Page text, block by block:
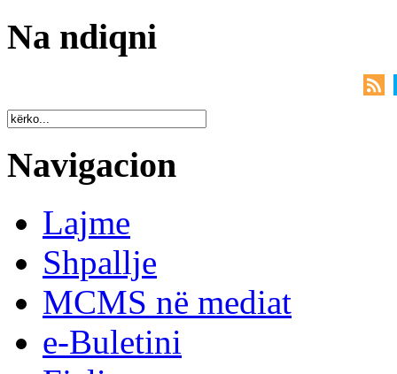
Na ndiqni
Navigacion
Lajme
Shpallje
MCMS në mediat
e-Buletini